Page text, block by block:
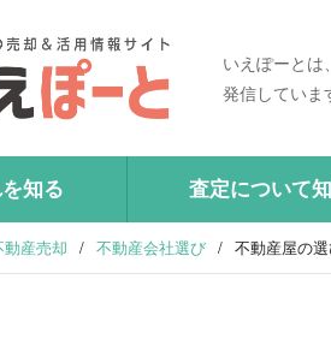
いえぽーとは
発信していま
知る 査定について
動産売却 / 不動産会社選び / 不動産屋の